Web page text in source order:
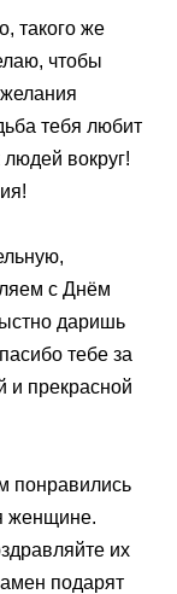
такого же
чтобы
тебя любит
вокруг!
с Днём
даришь
тебе за
и прекрасной
понравились
женщине.
их
подарят